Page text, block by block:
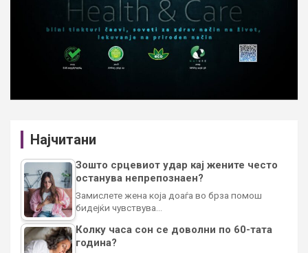
Најчитани
Зошто срцевиот удар кај жените често
останува непрепознаен?
Замислете жена која доаѓа во брза помош
бидејќи чувствува…
Колку часа сон се доволни по 60-тата
година?